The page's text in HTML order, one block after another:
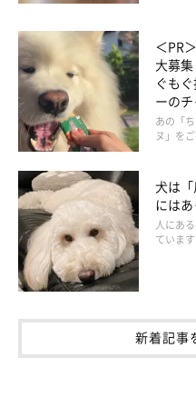
犬用入浴剤やバスエッセン
たらい
薄手ぬぐいやガーゼ
スポンジタオル／マイクロ
ドライヤー
ブラシ類（コーム、スリッ
＜PR
大募
ぐも
ーのチ
あの「
ヌ」を
犬は
には
人にあ
ていま
新着記事